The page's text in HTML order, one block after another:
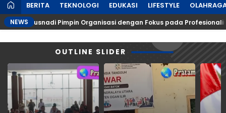
BERITA TEKNOLOGI EDUKASI LIFESTYLE
NEWS
Kusnadi Pimpin Organisasi dengan Fokus pada Profesionalisme
OUTLINE SLIDER